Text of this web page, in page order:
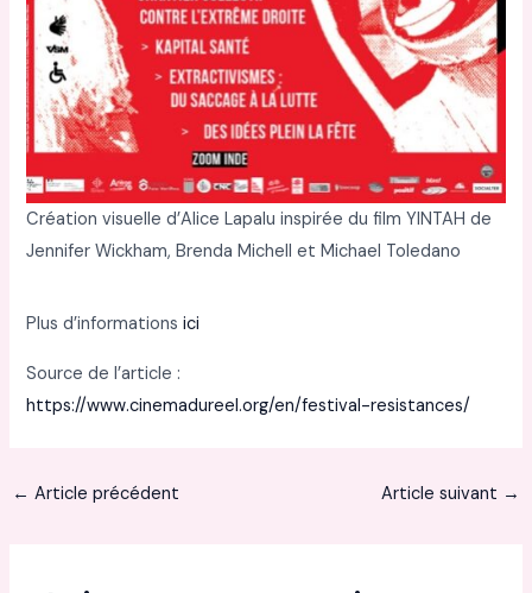
Création visuelle d’Alice Lapalu inspirée du film YINTAH de
Jennifer Wickham, Brenda Michell et Michael Toledano
Plus d’informationsici
Source de l’article :
https://www.cinemadureel.org/en/festival-resistances/
← Article précédent Article suivant →